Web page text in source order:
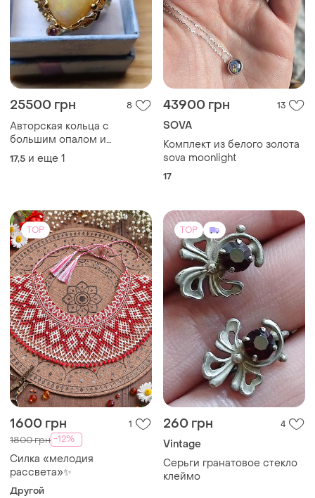
25500 грн 8
Авторская кольца с
большим опалом и
сапфирами
17,5 и еще 1
43900 грн 13
SOVA
Комплект из белого золота
sova moonlight
17
TOP
1600 грн 1
1800 грн -12%
Силка «мелодия
рассвета»✨️
Другой
TOP
260 грн 4
Vintage
Серьги гранатовое стекло
клеймо